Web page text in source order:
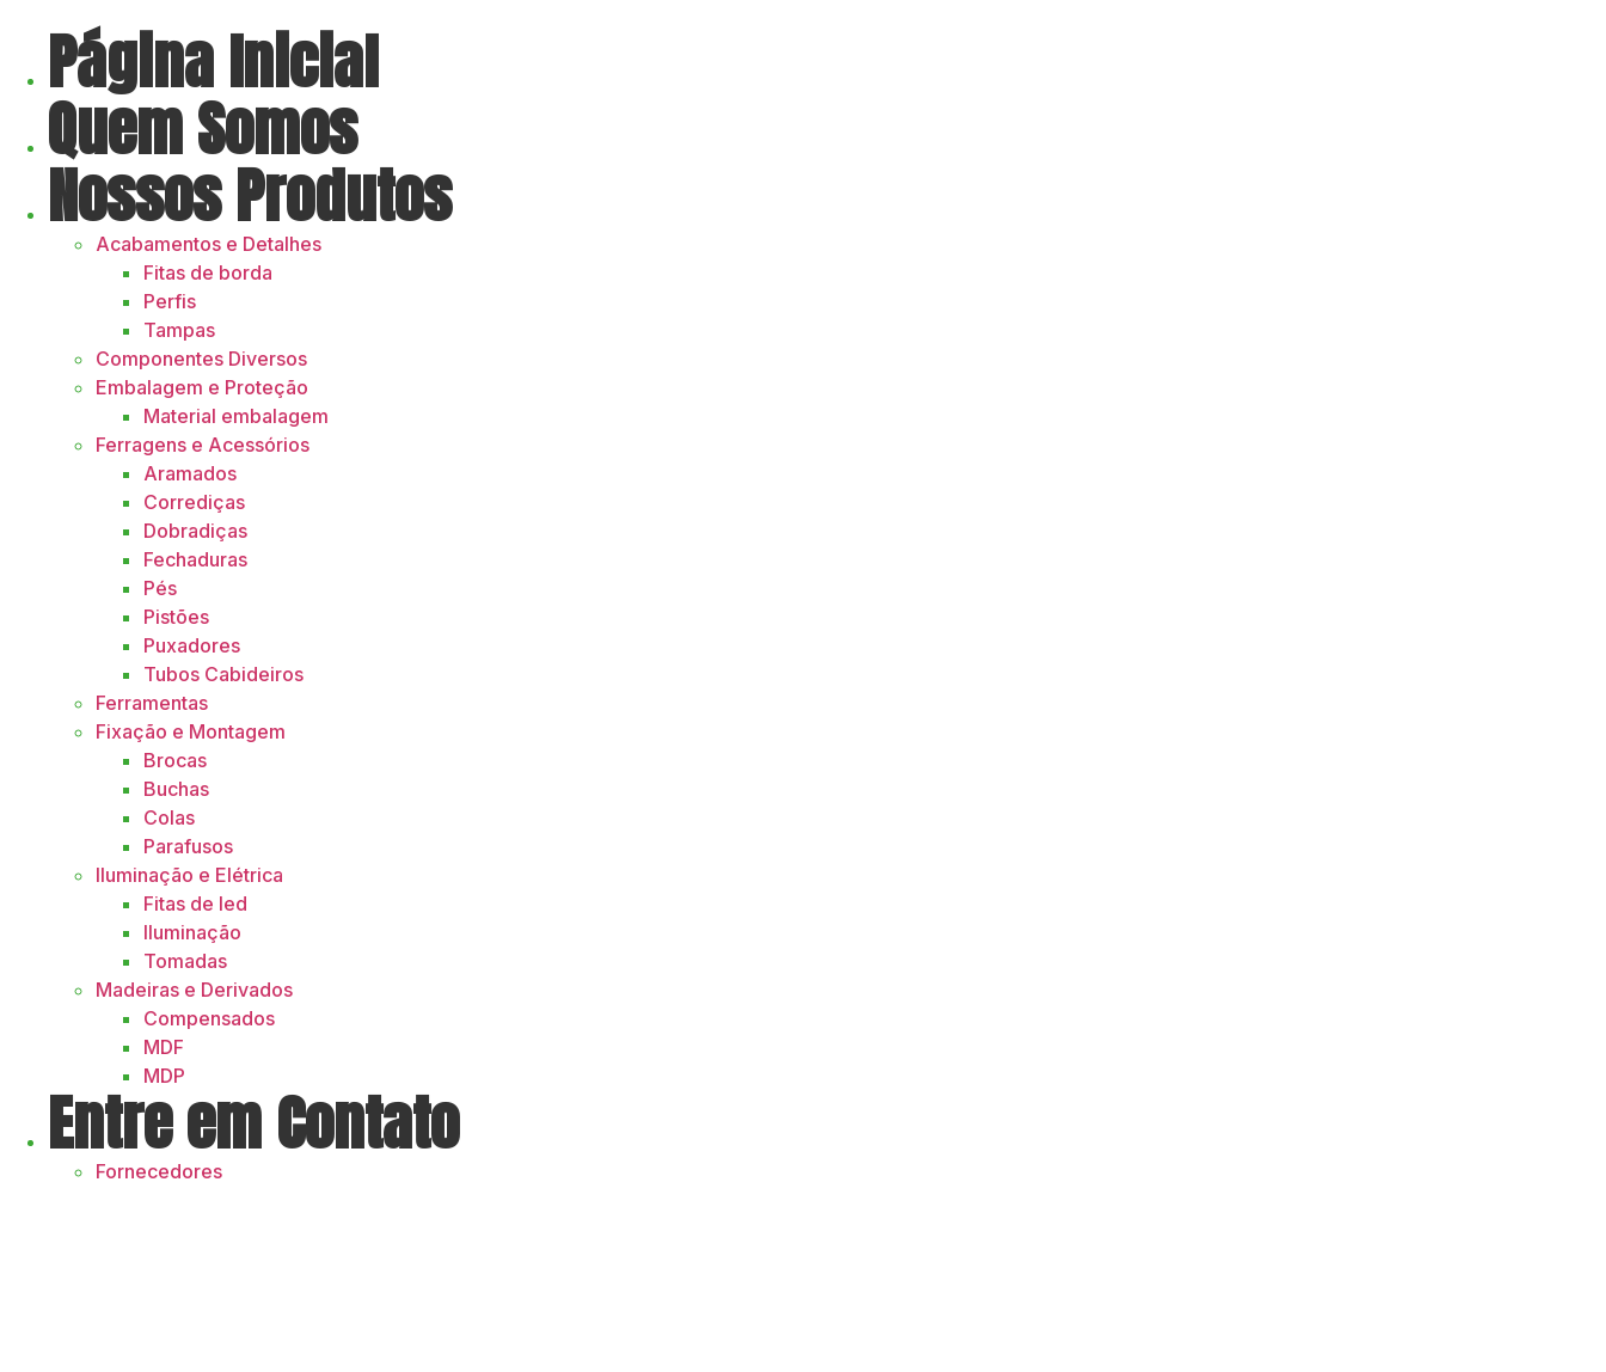
Página Inicial
Quem Somos
Nossos Produtos
Acabamentos e Detalhes
Fitas de borda
Perfis
Tampas
Componentes Diversos
Embalagem e Proteção
Material embalagem
Ferragens e Acessórios
Aramados
Corrediças
Dobradiças
Fechaduras
Pés
Pistões
Puxadores
Tubos Cabideiros
Ferramentas
Fixação e Montagem
Brocas
Buchas
Colas
Parafusos
Iluminação e Elétrica
Fitas de led
Iluminação
Tomadas
Madeiras e Derivados
Compensados
MDF
MDP
Entre em Contato
Fornecedores